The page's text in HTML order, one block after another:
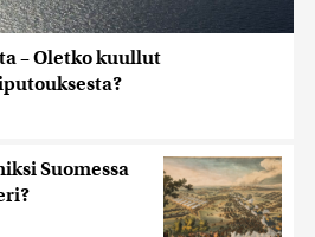
– Oletko kuullut
Suomessa